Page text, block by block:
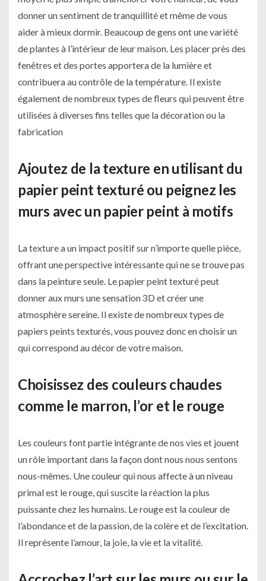
donner un sentiment de tranquillité et même de vous
aider à mieux dormir. Beaucoup de gens ont une variété
de plantes à l’intérieur de leur maison. Les placer près des
fenêtres et des portes apportera de la lumière et
contribuera au contrôle de la température. Il existe
également de nombreux types de fleurs qui peuvent être
utilisées à diverses fins telles que la décoration ou la
fabrication
Ajoutez de la texture en utilisant du
papier peint texturé ou peignez les
murs avec un papier peint à motifs
La texture a un impact positif sur n’importe quelle pièce,
offrant une perspective intéressante qui ne se trouve pas
dans la peinture seule. Le papier peint texturé peut
donner aux murs une sensation 3D et créer une
atmosphère sereine. Il existe de nombreux types de
papiers peints texturés, vous pouvez donc en choisir un
qui correspond au décor de votre maison.
Choisissez des couleurs chaudes
comme le marron, l’or et le rouge
Les couleurs font partie intégrante de nos vies et jouent
un rôle important dans la façon dont nous nous sentons
nous-mêmes. Une couleur qui nous affecte à un niveau
primal est le rouge, qui suscite la réaction la plus
puissante chez les humains. Le rouge est la couleur de
l’abondance et de la passion, de la colère et de l’excitation.
Il représente l’amour, la joie, la vie et la vitalité.